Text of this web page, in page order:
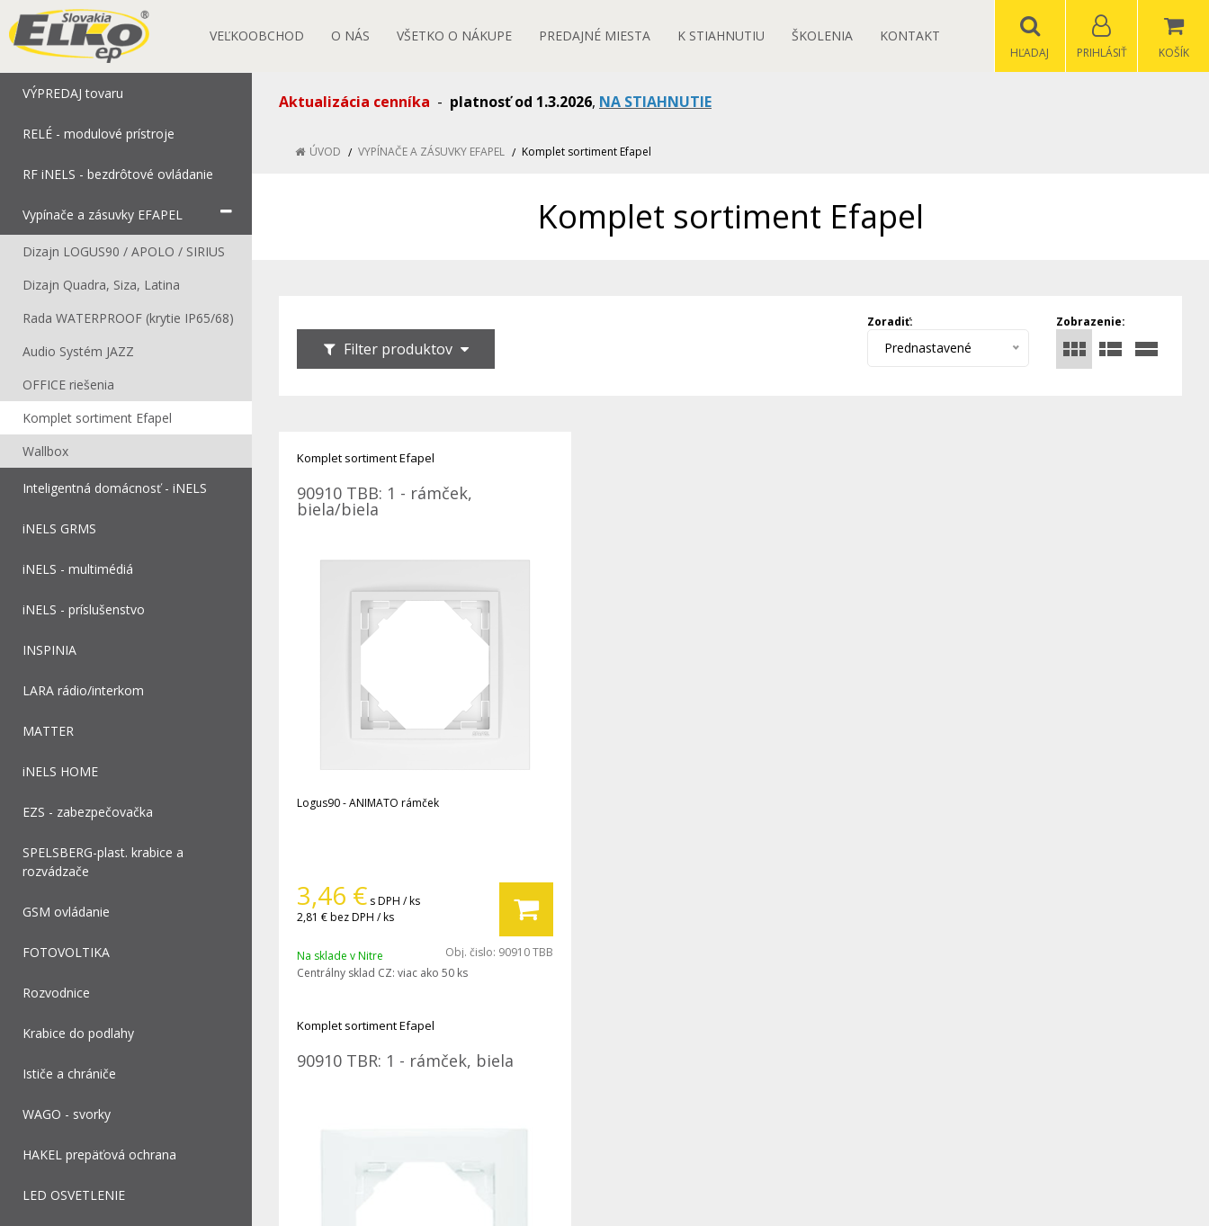
VEĽKOOBCHOD O NÁS VŠETKO O NÁKUPE PREDAJNÉ MIESTA K STIAHNUTIU ŠKOLENIA KONTAKT
KOŠÍK
PRIHLÁSIŤ
HĽADAJ
VÝPREDAJ tovaru
RELÉ - modulové prístroje
RF iNELS - bezdrôtové ovládanie
Vypínače a zásuvky EFAPEL
Dizajn LOGUS90 / APOLO / SIRIUS
Dizajn Quadra, Siza, Latina
Rada WATERPROOF (krytie IP65/68)
Audio Systém JAZZ
OFFICE riešenia
Komplet sortiment Efapel
Wallbox
Inteligentná domácnosť - iNELS
iNELS GRMS
iNELS - multimédiá
iNELS - príslušenstvo
INSPINIA
LARA rádio/interkom
MATTER
iNELS HOME
EZS - zabezpečovačka
SPELSBERG-plast. krabice a
rozvádzače
GSM ovládanie
FOTOVOLTIKA
Rozvodnice
Krabice do podlahy
Ističe a chrániče
WAGO - svorky
HAKEL prepäťová ochrana
LED OSVETLENIE
Aktualizácia cenníka - platnosť od 1.3.2026, NA STIAHNUTIE
ÚVOD VYPÍNAČE A ZÁSUVKY EFAPEL Komplet sortiment Efapel
Komplet sortiment Efapel
Filter produktov
Zobrazenie:
Zoradiť:
Prednastavené
Komplet sortiment Efapel
90910 TBB: 1 - rámček,
biela/biela
Logus90 - ANIMATO rámček
3,46 € s DPH / ks
2,81 €bez DPH / ks
Na sklade v Nitre Obj. čislo: 90910 TBB
Centrálny sklad CZ: viac ako 50 ks
Komplet sortiment Efapel
90910 TBR: 1 - rámček, biela